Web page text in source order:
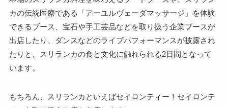
カの伝統医療である「アーユルヴェーダマッサージ」を体験
できるブース、宝石や手工芸品などを取り扱う企業ブースが
出店したり、ダンスなどのライブパフォーマンスが披露され
たりと、スリランカの食と文化に触れられる2日間となって
います。
もちろん、スリランカといえばセイロンティー！セイロンテ